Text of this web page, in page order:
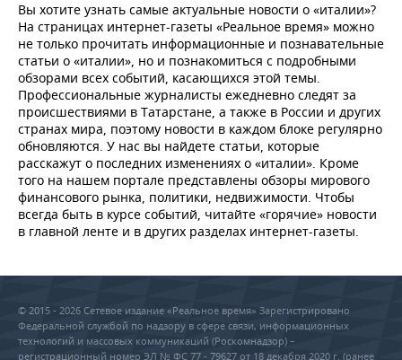
Вы хотите узнать самые актуальные новости о «италии»?
На страницах интернет-газеты «Реальное время» можно
не только прочитать информационные и познавательные
статьи о «италии», но и познакомиться с подробными
обзорами всех событий, касающихся этой темы.
Профессиональные журналисты ежедневно следят за
происшествиями в Татарстане, а также в России и других
странах мира, поэтому новости в каждом блоке регулярно
обновляются. У нас вы найдете статьи, которые
расскажут о последних изменениях о «италии». Кроме
того на нашем портале представлены обзоры мирового
финансового рынка, политики, недвижимости. Чтобы
всегда быть в курсе событий, читайте «горячие» новости
в главной ленте и в других разделах интернет-газеты.
© 2015 - 2026 Сетевое издание «Реальное время» Зарегистрировано
Федеральной службой по надзору в сфере связи, информационных
технологий и массовых коммуникаций (Роскомнадзор) –
регистрационный номер ЭЛ № ФС 77 - 79627 от 18 декабря 2020 г. (ранее